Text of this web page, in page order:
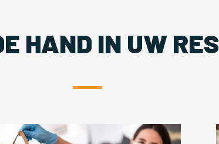
HAND IN UW